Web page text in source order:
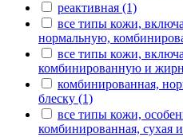
реактивная (1)
все типы кожи,
нормальную,
все типы кожи,
комбинированную и
комбинированная,
блеску (1)
все типы кожи,
комбинированная, сухая